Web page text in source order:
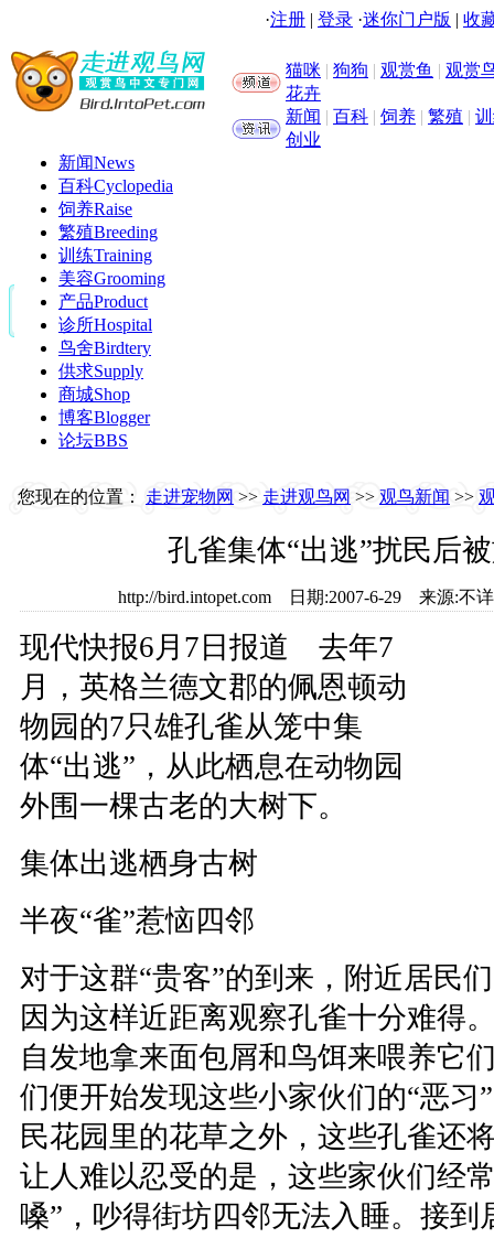
·注册 | 登录 ·迷你门户版 | 收
猫咪 | 狗狗 | 观赏鱼 | 观赏
花卉
新闻 | 百科 | 饲养 | 繁殖 |
创业
新闻News
百科Cyclopedia
饲养Raise
繁殖Breeding
训练Training
美容Grooming
产品Product
诊所Hospital
鸟舍Birdtery
供求Supply
商城Shop
博客Blogger
论坛BBS
您现在的位置： 走进宠物网 >> 走进观鸟网 >> 观鸟新闻 >>
孔雀集体“出逃”扰民后
http://bird.intopet.com 日期:2007-6-29 来源:
现代快报6月7日报道 去年7
月，英格兰德文郡的佩恩顿动
物园的7只雄孔雀从笼中集
体“出逃”，从此栖息在动物园
外围一棵古老的大树下。
集体出逃栖身古树
半夜“雀”惹恼四邻
对于这群“贵客”的到来，附近居民
因为这样近距离观察孔雀十分难得
自发地拿来面包屑和鸟饵来喂养它
们便开始发现这些小家伙们的“恶习
民花园里的花草之外，这些孔雀还
让人难以忍受的是，这些家伙们经
嗓”，吵得街坊四邻无法入睡。接到